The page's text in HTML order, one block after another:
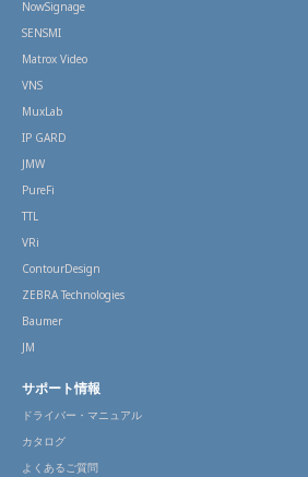
NowSignage
SENSMI
Matrox Video
VNS
MuxLab
IP GARD
JMW
PureFi
TTL
VRi
ContourDesign
ZEBRA Technologies
Baumer
JM
サポート情報
ドライバー・マニュアル
カタログ
よくあるご質問